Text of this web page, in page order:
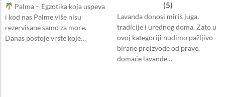
Palma – Egzotika koja uspeva
i kod nas Palme više nisu
rezervisane samo za more.
Danas postoje vrste koje…
(5)
Lavanda donosi miris juga,
tradicije i urednog doma. Zato u
ovoj kategoriji nudimo pažljivo
birane proizvode od prave,
domaće lavande…